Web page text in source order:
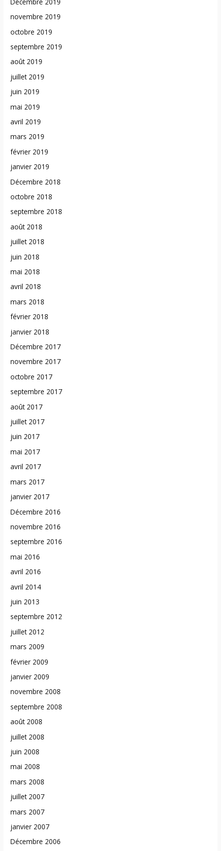
novembre 2019
octobre 2019
septembre 2019
août 2019
juillet 2019
juin 2019
mai 2019
avril 2019
mars 2019
février 2019
janvier 2019
Décembre 2018
octobre 2018
septembre 2018
août 2018
juillet 2018
juin 2018
mai 2018
avril 2018
mars 2018
février 2018
janvier 2018
Décembre 2017
novembre 2017
octobre 2017
septembre 2017
août 2017
juillet 2017
juin 2017
mai 2017
avril 2017
mars 2017
janvier 2017
Décembre 2016
novembre 2016
septembre 2016
mai 2016
avril 2016
avril 2014
juin 2013
septembre 2012
juillet 2012
mars 2009
février 2009
janvier 2009
novembre 2008
septembre 2008
août 2008
juillet 2008
juin 2008
mai 2008
mars 2008
juillet 2007
mars 2007
janvier 2007
Décembre 2006